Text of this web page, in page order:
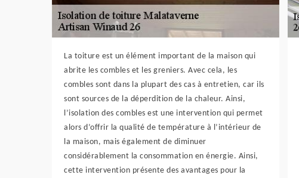
La toiture est un élément important de la maison qui
abrite les combles et les greniers. Avec cela, les
combles sont dans la plupart des cas à entretien, car ils
sont sources de la déperdition de la chaleur. Ainsi,
l’isolation des combles est une intervention qui permet
alors d’offrir la qualité de température à l’intérieur de
la maison, mais également de diminuer
considérablement la consommation en énergie. Ainsi,
cette intervention présente des avantages pour la